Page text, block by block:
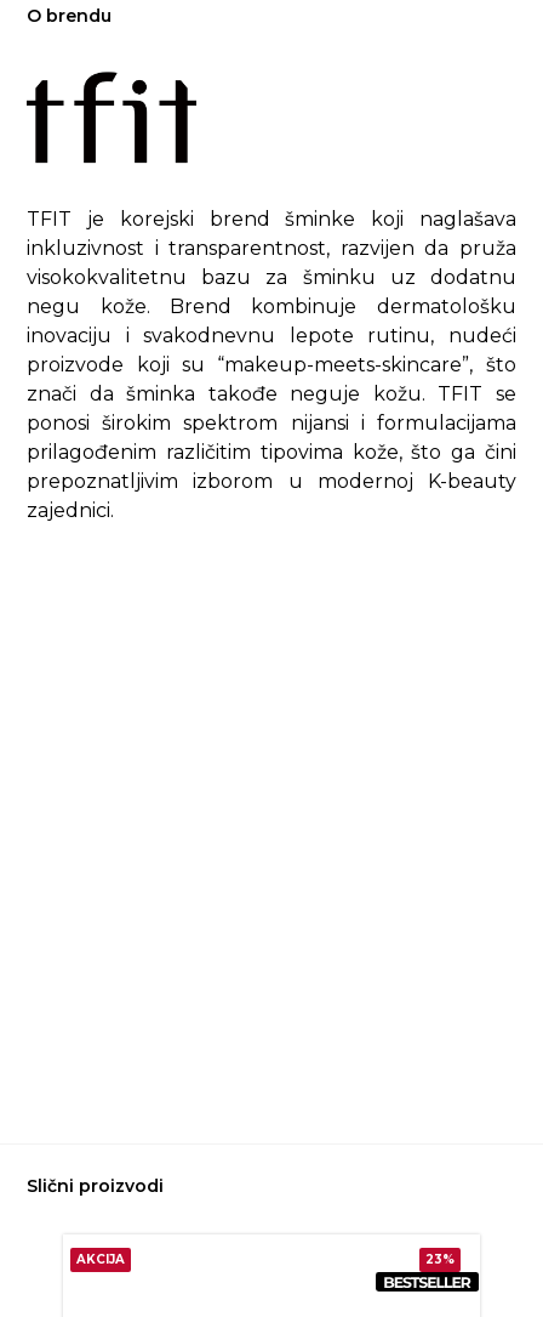
O brendu
TFIT je korejski brend šminke koji naglašava
inkluzivnost i transparentnost, razvijen da pruža
visokokvalitetnu bazu za šminku uz dodatnu
negu kože. Brend kombinuje dermatološku
inovaciju i svakodnevnu lepote rutinu, nudeći
proizvode koji su “makeup-meets-skincare”, što
znači da šminka takođe neguje kožu. TFIT se
ponosi širokim spektrom nijansi i formulacijama
prilagođenim različitim tipovima kože, što ga čini
prepoznatljivim izborom u modernoj K-beauty
zajednici.
Slični proizvodi
AKCIJA 23%